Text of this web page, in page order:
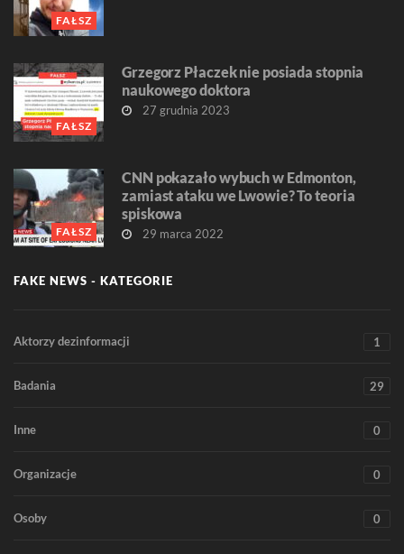
FAŁSZ
FAŁSZ
Grzegorz Płaczek nie posiada stopnia
naukowego doktora
27 grudnia 2023
FAŁSZ
CNN pokazało wybuch w Edmonton,
zamiast ataku we Lwowie? To teoria
spiskowa
29 marca 2022
FAKE NEWS - KATEGORIE
Aktorzy dezinformacji 1
Badania 29
Inne 0
Organizacje 0
Osoby 0